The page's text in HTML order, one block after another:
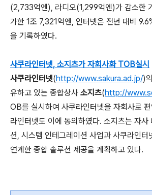
(2,733억엔), 라디오(1,299억엔)가 감소한
가한 1조 7,321억엔, 인터넷은 전년 대비
을 기록하였다.
사쿠라인터넷, 소지츠가 자회사화 TOB실시
사쿠라인터넷(http://www.sakura.ad.jp/)
유하고 있는 종합상사 소지츠(http://
OB를 실시하여 사쿠라인터넷을 자회사로
라인터넷도 이에 동의하였다. 소지츠는 자사
션, 시스템 인테그레이션 사업과 사쿠라인터
연계한 종합 솔루션 제공을 계획하고 있다.